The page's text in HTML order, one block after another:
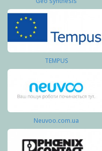
TEMPUS
Neuvoo.com.ua